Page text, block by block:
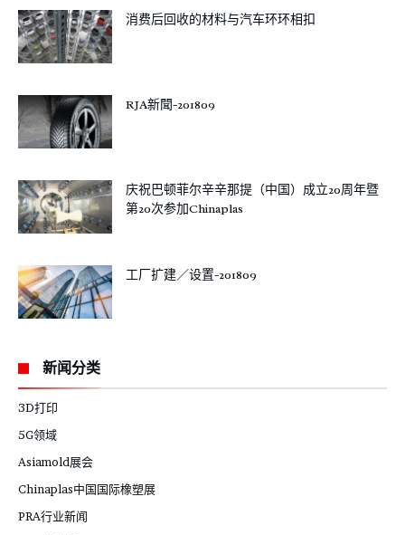
消费后回收的材料与汽车环环相扣
RJA新聞-201809
庆祝巴顿菲尔辛辛那提（中国）成立20周年暨
第20次参加Chinaplas
工厂扩建／设置-201809
新闻分类
3D打印
5G领域
Asiamold展会
Chinaplas中国国际橡塑展
PRA行业新闻